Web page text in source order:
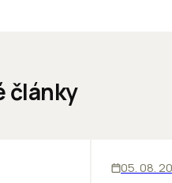
články
05. 08.